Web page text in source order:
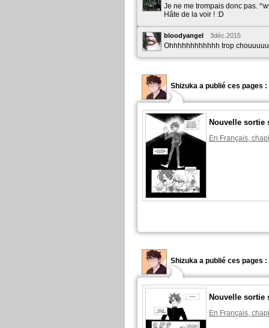
Je ne me trompais donc pas.
Hâte de la voir ! :D
bloodyangel 3déc.2015
Ohhhhhhhhhhhh trop
Shizuka a publié ces pages :
Nouvelle sortie
En Français,
Shizuka a publié ces pages :
Nouvelle sortie
En Français,